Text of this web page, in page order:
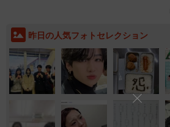
昨日の人気フォトセレクション